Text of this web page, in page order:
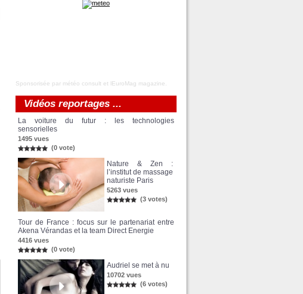
Sponsorisée par météo consult et lEuroMag magazine
Vidéos reportages ...
La voiture du futur : les technologies
sensorielles
1495 vues
(0 vote)
Nature & Zen :
l’institut de massage
naturiste Paris
5263 vues
(3 votes)
Tour de France : focus sur le partenariat entre
Akena Vérandas et la team Direct Energie
4416 vues
(0 vote)
Audriel se met à nu
10702 vues
(6 votes)